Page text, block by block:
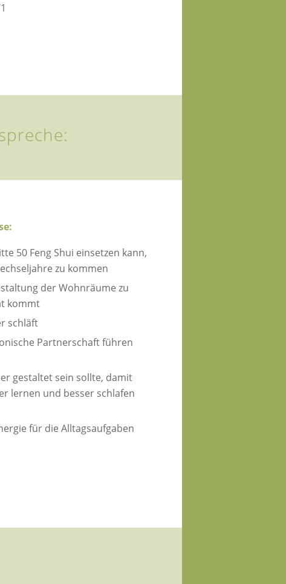
50 Feng Shui einsetzen kann,
zu kommen
der Wohnräume zu
kommt
schläft
Partnerschaft führen
gestaltet sein sollte, damit
lernen und besser schlafen
für die Alltagsaufgaben